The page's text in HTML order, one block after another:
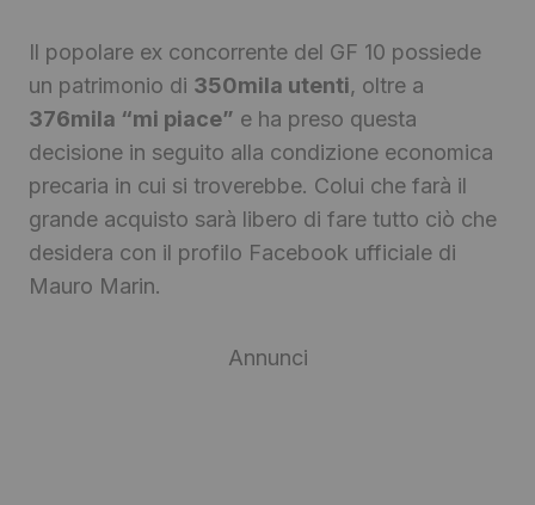
Il popolare ex concorrente del GF 10 possiede
un patrimonio di 350mila utenti, oltre a
376mila “mi piace” e ha preso questa
decisione in seguito alla condizione economica
precaria in cui si troverebbe. Colui che farà il
grande acquisto sarà libero di fare tutto ciò che
desidera con il profilo Facebook ufficiale di
Mauro Marin.
Annunci